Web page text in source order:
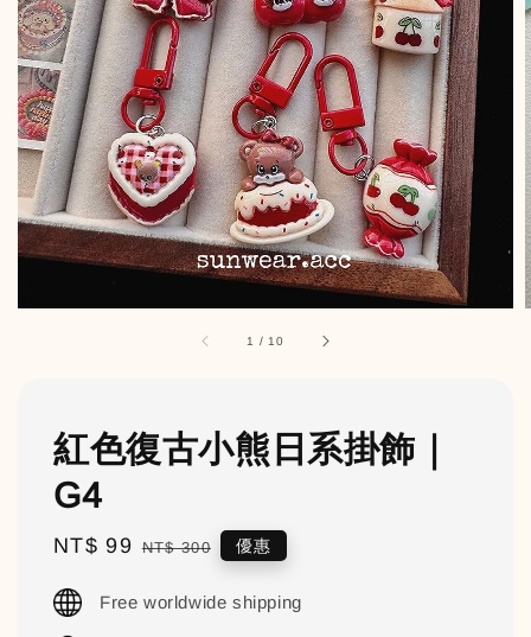
1 / 10
紅色復古小熊日系掛飾｜
G4
Sale
NT$ 99 Regular
NT$ 300 優惠
Free worldwide shipping